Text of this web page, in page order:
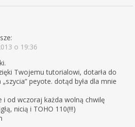
o 19:36
Twojemu tutorialowi, dotarła do
peyote. dotąd była dla mnie
i od wczoraj każda wolną chwilę
nicią i TOHO 110(!!!)